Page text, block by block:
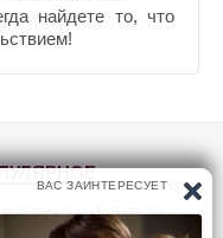
найдете то, что
и фэнтези